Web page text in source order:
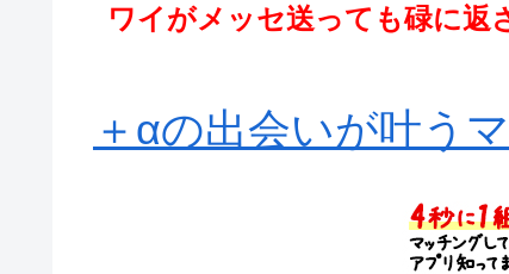
ワイがメッセ送っても碌に返
＋αの出会いが叶う